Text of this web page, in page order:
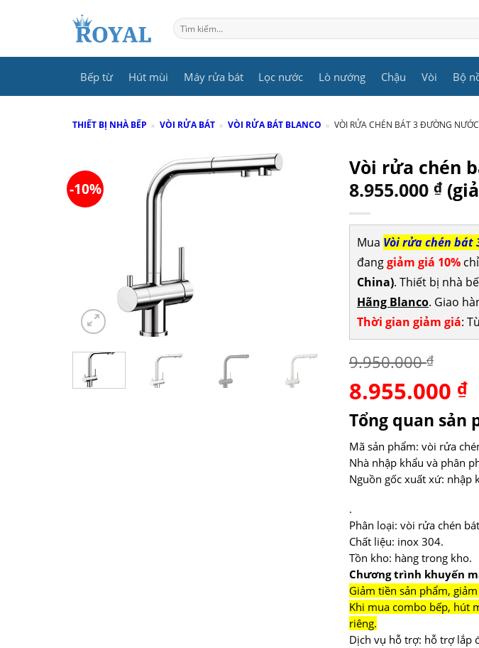
Tìm
kiếm:
Bếp từ Hút mùi Máy rửa bát Lọc nước Lò nướng Chậu Vòi Bộ
THIẾT BỊ NHÀ BẾP » VÒI RỬA BÁT » VÒI RỬA BÁT BLANCO » VÒI RỬA CHÉN BÁT 3 ĐƯỜNG
-10%
Vòi rửa chén
8.955.000 ₫
Mua Vòi rửa chén bát
đanggiảm giá 10%
China). Thiết bị nhà
Hãng Blanco. Giao
Thời gian giảm giá:
9.950.000₫
Giá
gốc
là:
9.950.000 ₫.
8.955.000 ₫
Tổng quan sản
Mã sản phẩm: vòi rửa
Nhà nhập khẩu và phân
Nguồn gốc xuất xứ: nhập
.
Phân loại: vòi rửa chén
Chất liệu: inox 304.
Tồn kho: hàng trong kho.
Chương trình khuyến
Giảm tiền sản phẩm,
Khi mua combo bếp, hút
riêng.
Dịch vụ hỗ trợ: hỗ trợ lắp